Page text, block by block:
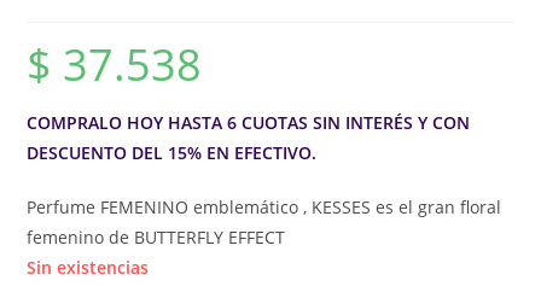
$ 37.538
COMPRALO HOY HASTA 6 CUOTAS SIN INTERÉS Y CON
DESCUENTO DEL 15% EN EFECTIVO.
Perfume FEMENINO emblemático , KESSES es el gran floral
femenino de BUTTERFLY EFFECT
Sin existencias